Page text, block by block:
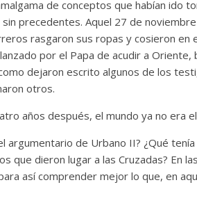
de conceptos que habían ido
precedentes. Aquel 27 de
rasgaron sus ropas y cosieron en
por el Papa de acudir a Oriente,
dejaron escrito algunos de los
otros.
años después, el mundo ya no era
argumentario de Urbano II? ¿Qué
que dieron lugar a las Cruzadas? En
así comprender mejor lo que, en